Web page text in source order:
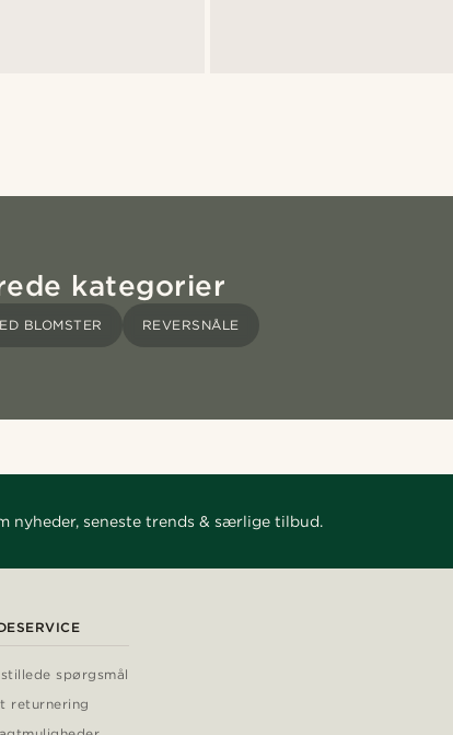
kategorier
BLOMSTER REVERSNÅLE
nyheder, seneste trends & særlige tilbud.
spørgsmål
returnering